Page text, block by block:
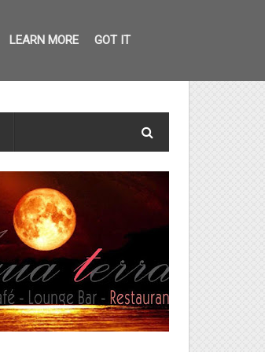
LEARN MORE GOT IT